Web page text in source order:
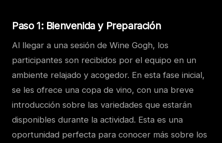
Paso 1: Bienvenida y Preparación
Al llegar a una sesión de Wine Gogh, los
participantes son recibidos por el equipo en un
ambiente relajado y acogedor. En esta fase inicial,
se les ofrece una copa de vino, con una breve
introducción sobre las variedades que estarán
disponibles durante la actividad. Esta es una
oportunidad perfecta para conocer más sobre los